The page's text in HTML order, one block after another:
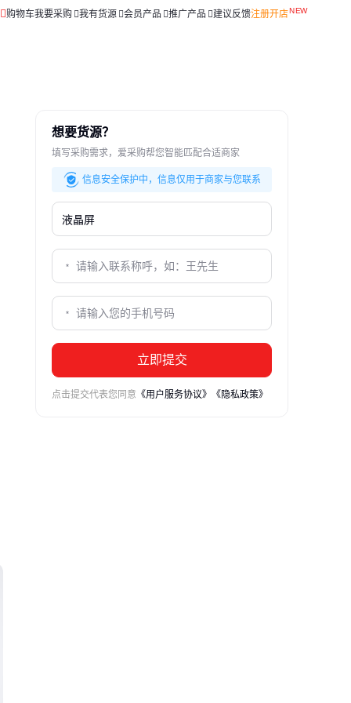
购物车我要采购 我有货源 会员产品 推广产品 建议反馈注册开店
想要货源？
填写采购需求，爱采购帮您智能匹配合适商家
信息安全保护中，信息仅用于商家与您联系
立即提交
点击提交代表您同意 《用户服务协议》 《隐私政策》